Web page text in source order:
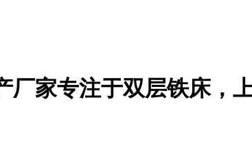
厂家专注于双层铁床，